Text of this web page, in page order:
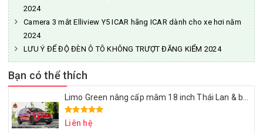
2024
Camera 3 mắt Elliview Y5 ICAR hãng ICAR dành cho xe hơi năm
2024
LƯU Ý ĐỂ ĐỘ ĐÈN Ô TÔ KHÔNG TRƯỢT ĐĂNG KIỂM 2024
Bạn có thể thích
Liên hệ